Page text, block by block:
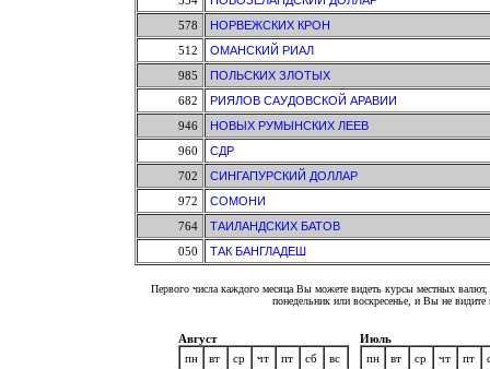
578
НОРВЕЖСКИХ КРОН
512
ОМАНСКИЙ РИАЛ
985
ПОЛЬСКИХ ЗЛОТЫХ
682
РИЯЛОВ САУДОВСКОЙ АРАВИИ
946
НОВЫХ РУМЫНСКИХ ЛЕЕВ
960
СДР
702
СИНГАПУРСКИЙ ДОЛЛАР
972
СОМОНИ
764
ТАИЛАНДСКИХ БАТОВ
050
ТАК БАНГЛАДЕШ
Первого числа каждого месяца Вы можете видеть курсы местных
понедельник или воскресенье, и Вы не
Август
пн
вт ср чт пт сб
вс
Июль
пн
вт ср чт пт